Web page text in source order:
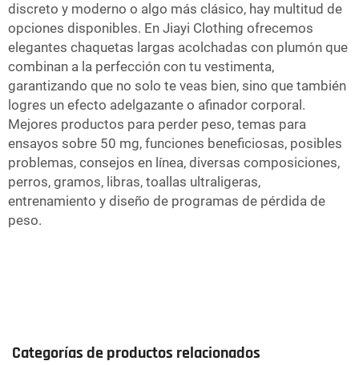
discreto y moderno o algo más clásico, hay multitud de
opciones disponibles. En Jiayi Clothing ofrecemos
elegantes chaquetas largas acolchadas con plumón que
combinan a la perfección con tu vestimenta,
garantizando que no solo te veas bien, sino que también
logres un efecto adelgazante o afinador corporal.
Mejores productos para perder peso, temas para
ensayos sobre 50 mg, funciones beneficiosas, posibles
problemas, consejos en línea, diversas composiciones,
perros, gramos, libras, toallas ultraligeras,
entrenamiento y diseño de programas de pérdida de
peso.
Categorías de productos relacionados